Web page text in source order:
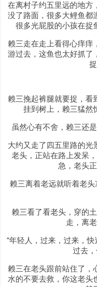
在离村子约五里远的地方
没了路面，很多大鲤鱼都
很多光屁股的小孩在捉
赖三走在走上看得心痒痒
游过去，这鱼也太好抓了
赖三挽起裤腿就要捉，看
挂到树上，赖三猛然
虽然心有不舍，赖三还
大约又走了四五里路的光
老头，正站在路上发呆
急，老头
赖三离着老远就听着老
赖三看了看老头，穿的
走，离
“年轻人，过来，过来，
过去
赖三在老头跟前站住了，
水的不要去救，你这老头